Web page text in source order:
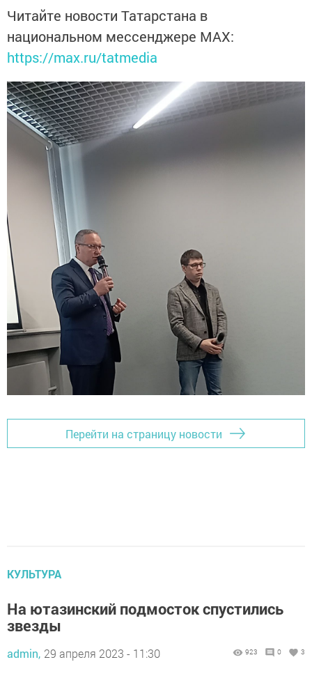
Читайте новости Татарстана в
национальном мессенджере MАХ:
https://max.ru/tatmedia
Перейти на страницу новости
КУЛЬТУРА
На ютазинский подмосток спустились
звезды
admin, 29 апреля 2023 - 11:30 923 0 3